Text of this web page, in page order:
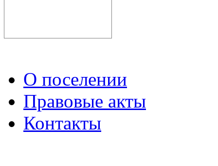
О поселении
Правовые акты
Контакты